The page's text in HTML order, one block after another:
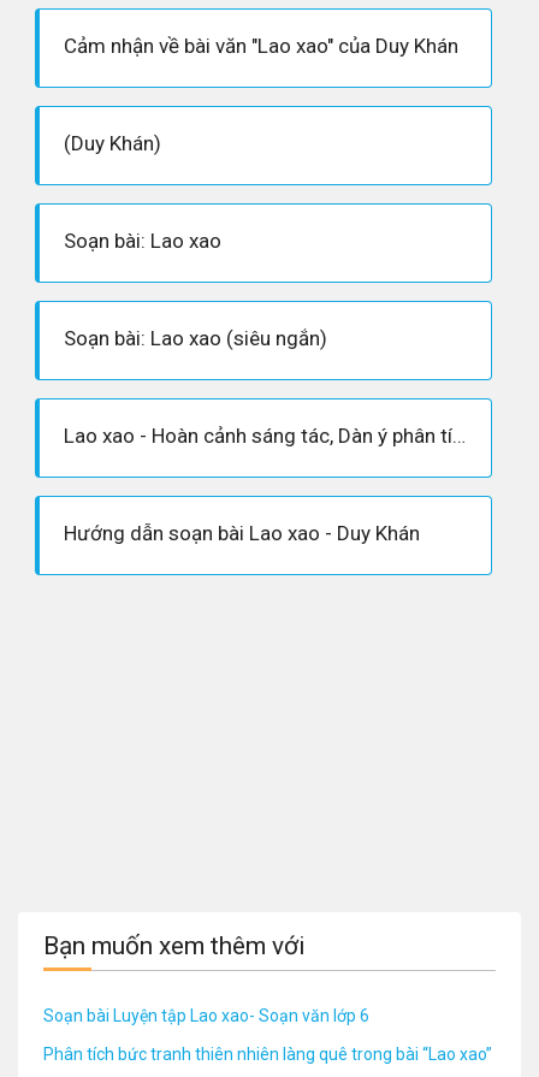
Cảm nhận về bài văn "Lao xao" của Duy Khán
(Duy Khán)
Soạn bài: Lao xao
Soạn bài: Lao xao (siêu ngắn)
Lao xao - Hoàn cảnh sáng tác, Dàn ý phân tích tác phẩm
Hướng dẫn soạn bài Lao xao - Duy Khán
Bạn muốn xem thêm với
Soạn bài Luyện tập Lao xao- Soạn văn lớp 6
Phân tích bức tranh thiên nhiên làng quê trong bài “Lao xao”